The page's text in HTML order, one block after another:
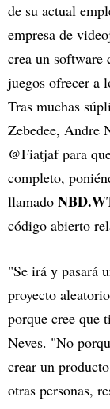
de su actual
empresa de
crea un software
juegos ofrecer a
Tras muchas
Zebedee, Andre
@Fiatjaf para
completo,
llamado
código abierto
"Se irá y pasará
proyecto
porque cree que
Neves. "No
crear un
otras personas,